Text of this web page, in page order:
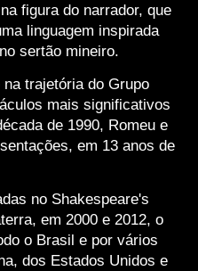
figura do narrador, que
linguagem inspirada
sertão mineiro.
trajetória do Grupo
mais significativos
de 1990, Romeu e
em 13 anos de
no Shakespeare's
em 2000 e 2012, o
o Brasil e por vários
dos Estados Unidos e